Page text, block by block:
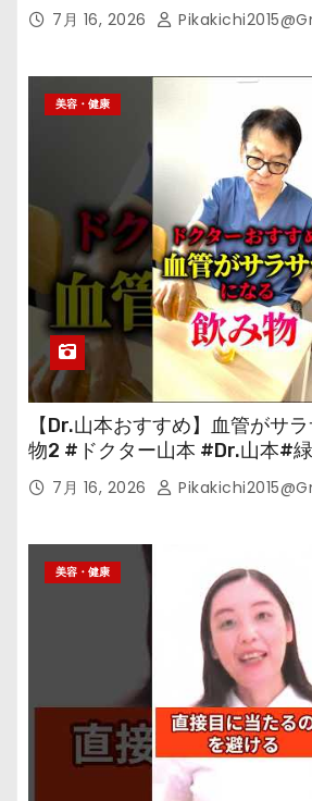
7月 16, 2026
美容・健康
【Dr.山本おすすめ】血管がサ
物2 #ドクター山本 #Dr.山本#
7月 16, 2026
美容・健康